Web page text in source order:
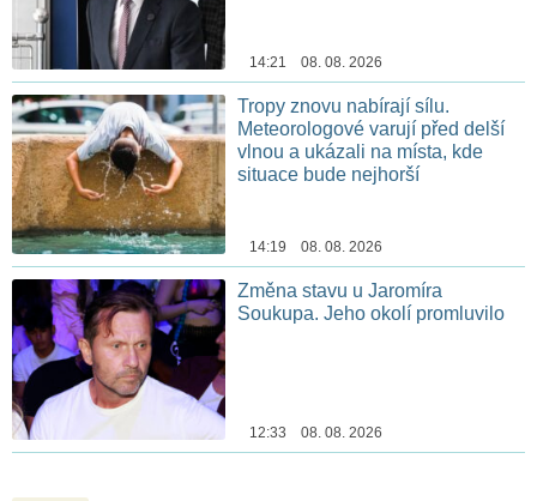
14:21 08. 08. 2026
Tropy znovu nabírají sílu.
Meteorologové varují před delší
vlnou a ukázali na místa, kde
situace bude nejhorší
14:19 08. 08. 2026
Změna stavu u Jaromíra
Soukupa. Jeho okolí promluvilo
12:33 08. 08. 2026